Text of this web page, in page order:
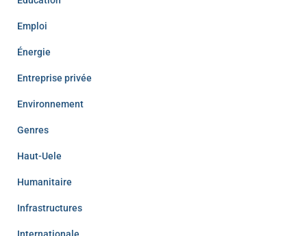
Emploi
Énergie
Entreprise privée
Environnement
Genres
Haut-Uele
Humanitaire
Infrastructures
Internationale